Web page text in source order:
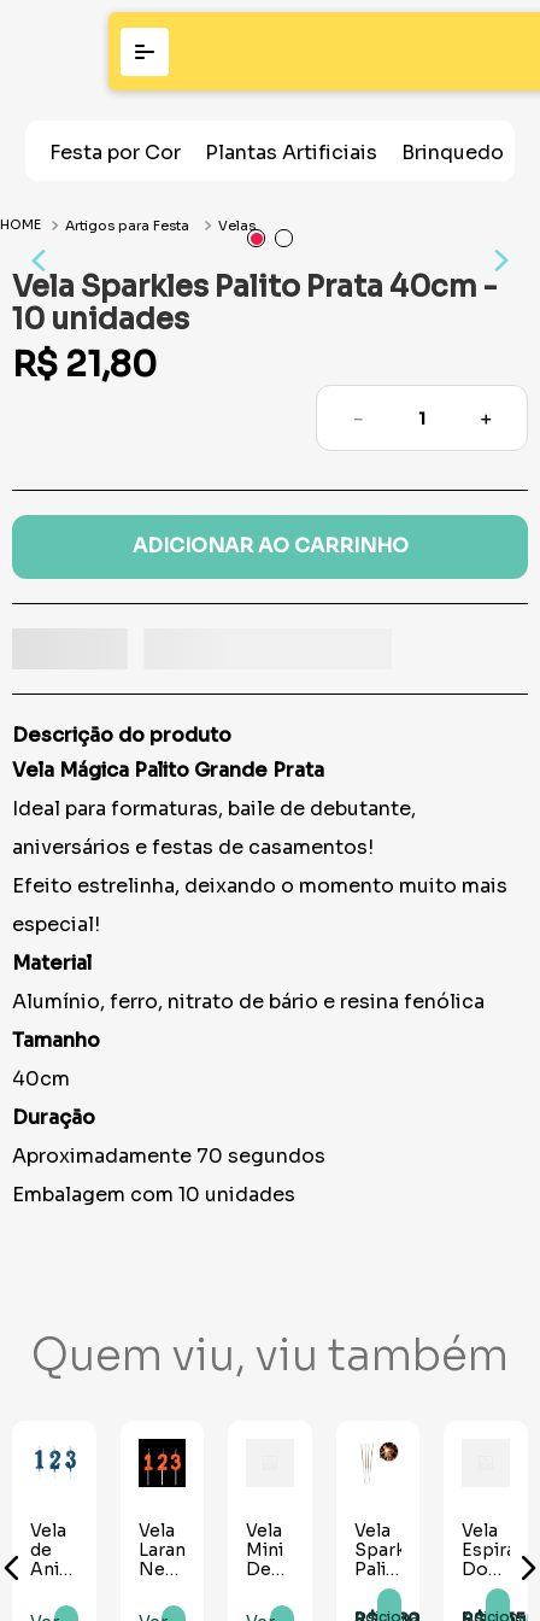
Festa por Cor Plantas Artificiais Brinquedos
Artigos para Festa Velas
Vela Sparkles Palito Prata 40cm -
10 unidades
R$ 21,80
＋
－
ADICIONAR AO CARRINHO
Descrição do produto
Vela Mágica Palito Grande Prata
Ideal para formaturas, baile de debutante,
aniversários e festas de casamentos!
Efeito estrelinha, deixando o momento muito mais
especial!
Material
Alumínio, ferro, nitrato de bário e resina fenólica
Tamanho
40cm
Duração
Aproximadamente 70 segundos
Embalagem com 10 unidades
Quem viu, viu também
Vela
de
Aniversário
Azul
Vela
Laranja
Neon
Gliter
Vela
Mini
Design
Perolizada
Vela
Sparkles
Palito
Dourada
15cm
Adicionar
Vela
Espiral
Dourada
Fina -
04
Adicionar